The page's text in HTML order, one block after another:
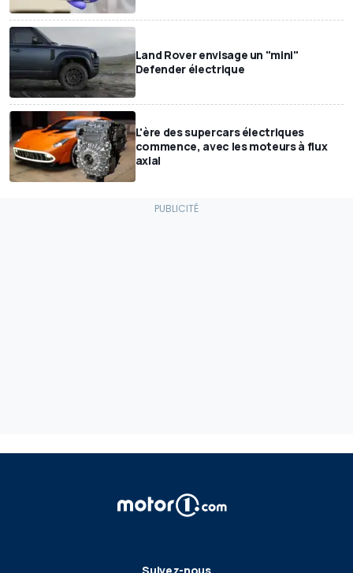
Land Rover envisage un "mini"
Defender électrique
L'ère des supercars électriques
commence, avec les moteurs à flux
axial